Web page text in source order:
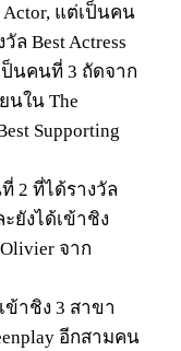
แต่เป็นคน
ล Best Actress
ป็นคนที่ 3 ถัดจาก
นใน The
Supporting
2 ที่ได้รางวัล
ยังได้เข้าชิง
จาก
ข้าชิง 3 สาขา
อีกสามคน